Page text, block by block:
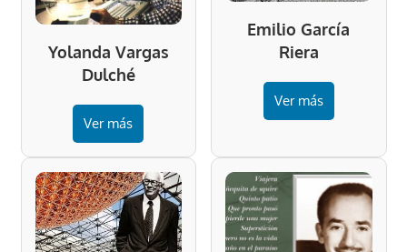
Yolanda Vargas
Dulché
Ver más
Emilio García
Riera
Ver más